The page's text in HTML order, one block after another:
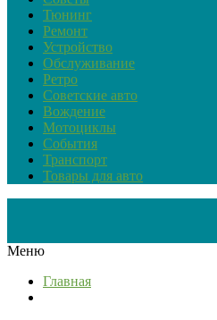
Тюнинг
Ремонт
Устройство
Обслуживание
Ретро
Советские авто
Вождение
Мотоциклы
События
Транспорт
Товары для авто
Меню
Главная